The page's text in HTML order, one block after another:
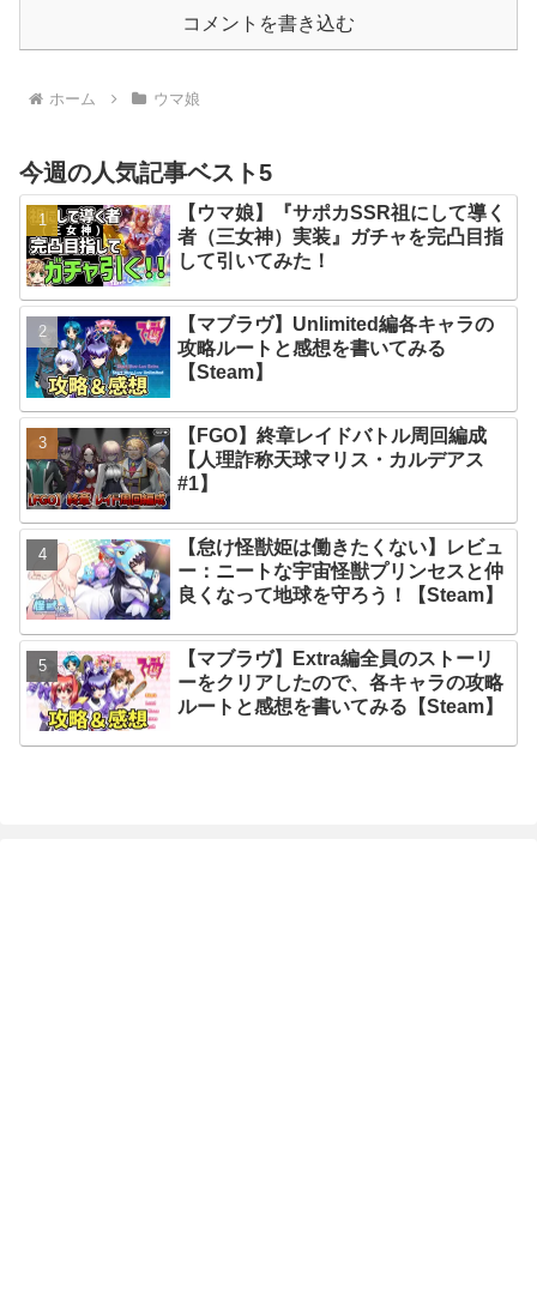
コメントを書き込む
ホーム ウマ娘
今週の人気記事ベスト5
【ウマ娘】『サポカSSR祖にして導く
者（三女神）実装』ガチャを完凸目指
して引いてみた！
【マブラヴ】Unlimited編各キャラの
攻略ルートと感想を書いてみる
【Steam】
【FGO】終章レイドバトル周回編成
【人理詐称天球マリス・カルデアス
#1】
【怠け怪獣姫は働きたくない】レビュ
ー：ニートな宇宙怪獣プリンセスと仲
良くなって地球を守ろう！【Steam】
【マブラヴ】Extra編全員のストーリ
ーをクリアしたので、各キャラの攻略
ルートと感想を書いてみる【Steam】